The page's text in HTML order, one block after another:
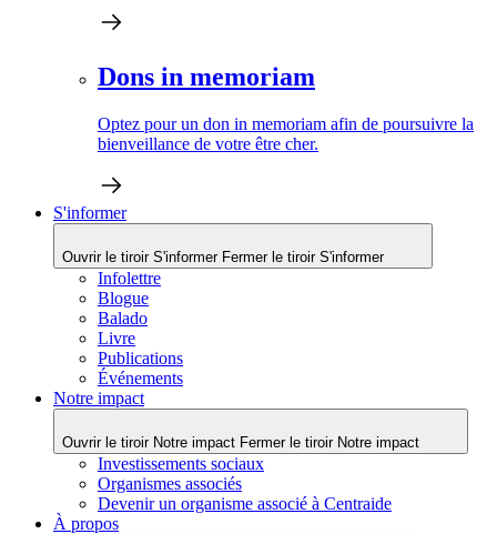
Dons in memoriam
Optez pour un don in memoriam afin de poursuivre la
bienveillance de votre être cher.
S'informer
Ouvrir le tiroir S'informer Fermer le tiroir S'informer
Infolettre
Blogue
Balado
Livre
Publications
Événements
Notre impact
Ouvrir le tiroir Notre impact Fermer le tiroir Notre impact
Investissements sociaux
Organismes associés
Devenir un organisme associé à Centraide
À propos